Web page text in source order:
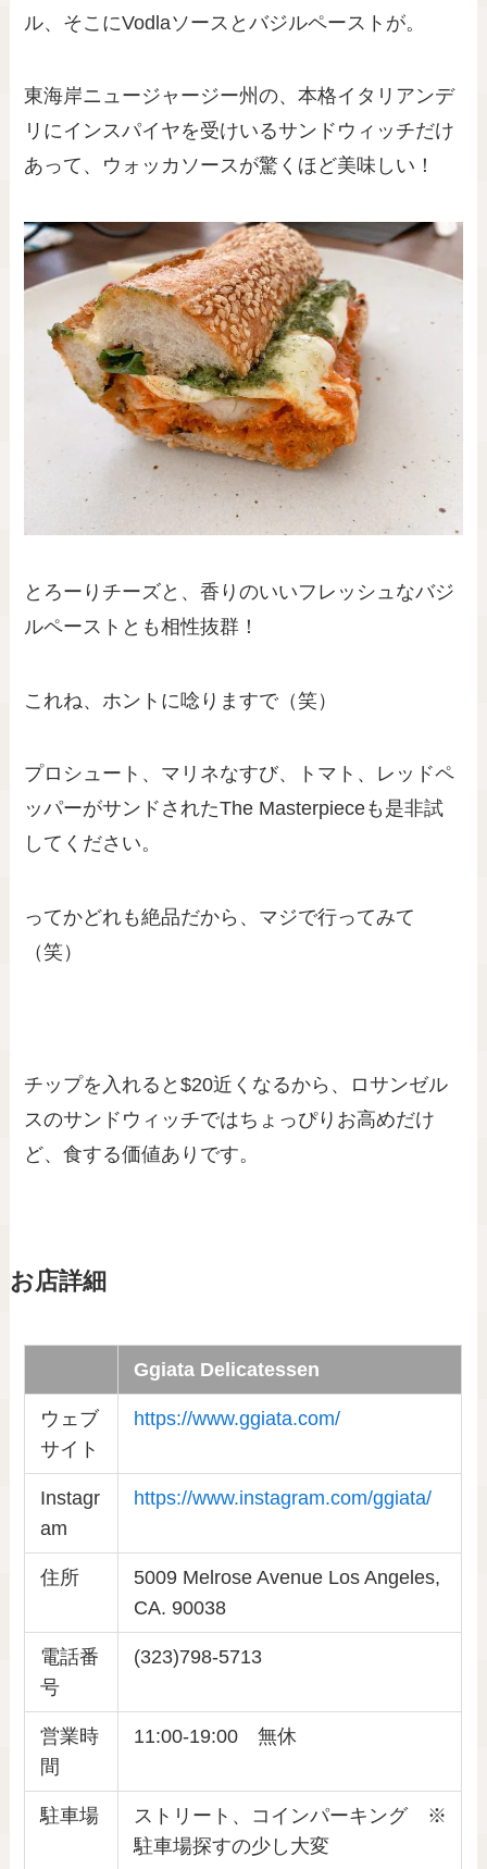
ル、そこにVodlaソースとバジルペーストが。
東海岸ニュージャージー州の、本格イタリアンデ
リにインスパイヤを受けいるサンドウィッチだけ
あって、ウォッカソースが驚くほど美味しい！
とろーりチーズと、香りのいいフレッシュなバジ
ルペーストとも相性抜群！
これね、ホントに唸りますで（笑）
プロシュート、マリネなすび、トマト、レッドペ
ッパーがサンドされたThe Masterpieceも是非試
してください。
ってかどれも絶品だから、マジで行ってみて
（笑）
チップを入れると$20近くなるから、ロサンゼル
スのサンドウィッチではちょっぴりお高めだけ
ど、食する価値ありです。
お店詳細
Ggiata Delicatessen
ウェブ
サイト
https://www.ggiata.com/
Instagr
am
https://www.instagram.com/ggiata/
住所
5009 Melrose Avenue Los Angeles,
CA. 90038
電話番
号
(323)798-5713
営業時
間
11:00-19:00 無休
駐車場
ストリート、コインパーキング ※
駐車場探すの少し大変